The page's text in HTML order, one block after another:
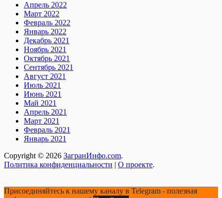
Апрель 2022
Март 2022
Февраль 2022
Январь 2022
Декабрь 2021
Ноябрь 2021
Октябрь 2021
Сентябрь 2021
Август 2021
Июль 2021
Июнь 2021
Май 2021
Апрель 2021
Март 2021
Февраль 2021
Январь 2021
Copyright © 2026 ЗагранИнфо.com.
Политика конфиденциальности | О проекте.
Присоединяйтесь к нашему каналу в Telegram - полезная